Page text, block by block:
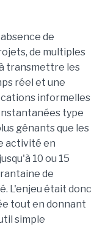
de
de multiples
transmettre les
réel et une
informelles
type
gênants que les
activité en
10 ou 15
de
L'enjeu était donc
tout en donnant
simple